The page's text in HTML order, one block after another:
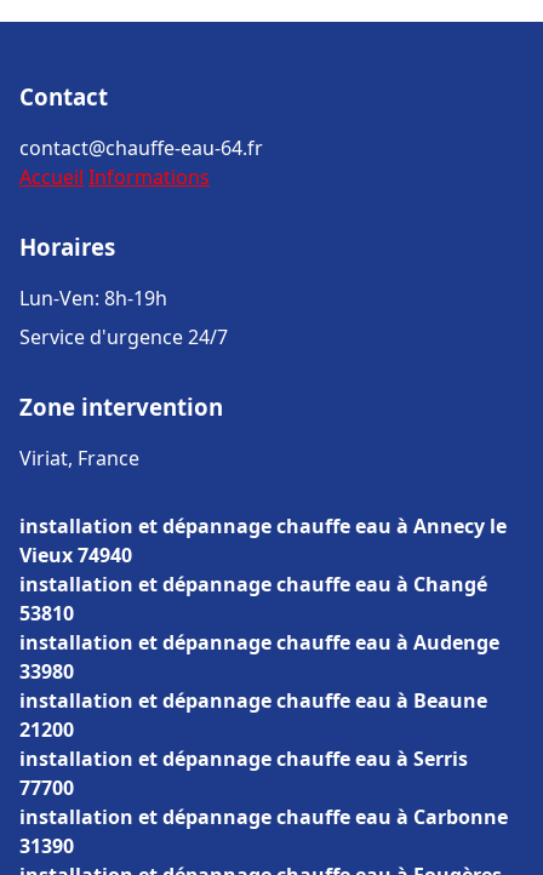
Contact
contact@chauffe-eau-64.fr
Accueil Informations
Horaires
Lun-Ven: 8h-19h
Service d'urgence 24/7
Zone intervention
Viriat, France
installation et dépannage chauffe eau à Annecy le
Vieux 74940
installation et dépannage chauffe eau à Changé
53810
installation et dépannage chauffe eau à Audenge
33980
installation et dépannage chauffe eau à Beaune
21200
installation et dépannage chauffe eau à Serris
77700
installation et dépannage chauffe eau à Carbonne
31390